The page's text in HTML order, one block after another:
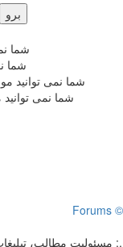
شما
شما
شما نمی توانید
شما نمی
Forums ©
.: مسئوليت مطالب، تبليغات و محصولات ديگر سايتها به عهده خودشان است :.